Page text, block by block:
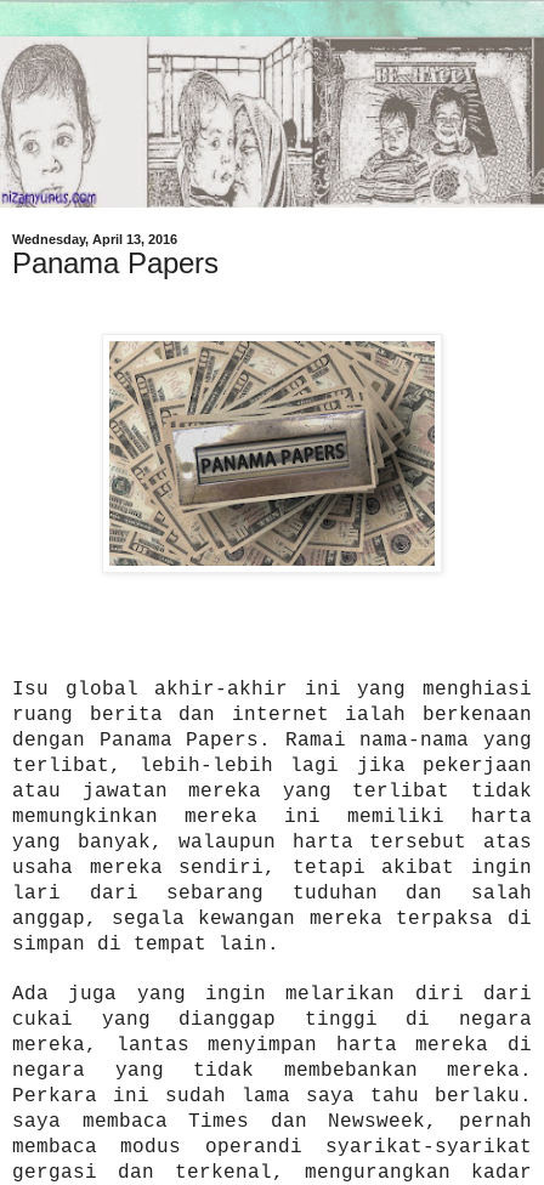
Wednesday, April 13, 2016
Panama Papers
Isu global akhir-akhir ini yang menghiasi
ruang berita dan internet ialah berkenaan
dengan Panama Papers. Ramai nama-nama yang
terlibat, lebih-lebih lagi jika pekerjaan
atau jawatan mereka yang terlibat tidak
memungkinkan mereka ini memiliki harta
yang banyak, walaupun harta tersebut atas
usaha mereka sendiri, tetapi akibat ingin
lari dari sebarang tuduhan dan salah
anggap, segala kewangan mereka terpaksa di
simpan di tempat lain.
Ada juga yang ingin melarikan diri dari
cukai yang dianggap tinggi di negara
mereka, lantas menyimpan harta mereka di
negara yang tidak membebankan mereka.
Perkara ini sudah lama saya tahu berlaku.
saya membaca Times dan Newsweek, pernah
membaca modus operandi syarikat-syarikat
gergasi dan terkenal, mengurangkan kadar